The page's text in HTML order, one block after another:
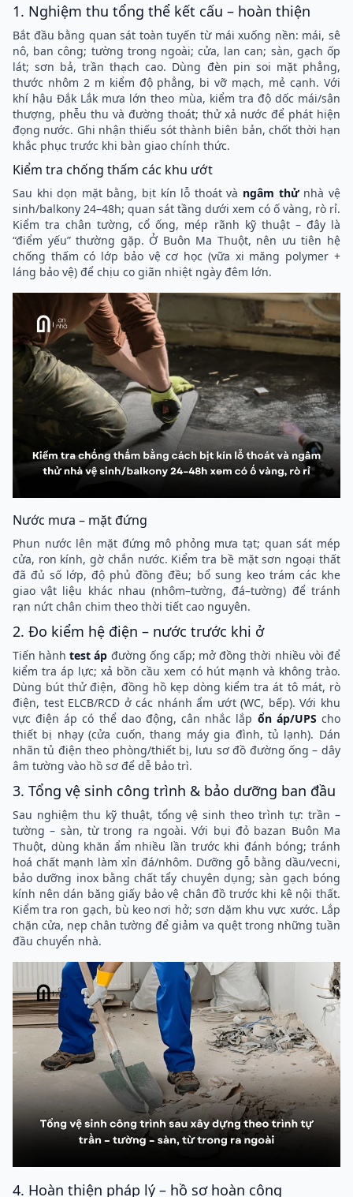
1. Nghiệm thu tổng thể kết cấu – hoàn thiện
Bắt đầu bằng quan sát toàn tuyến từ mái xuống nền: mái, sê
nô, ban công; tường trong ngoài; cửa, lan can; sàn, gạch ốp
lát; sơn bả, trần thạch cao. Dùng đèn pin soi mặt phẳng,
thước nhôm 2 m kiểm độ phẳng, bi vỡ mạch, mẻ cạnh. Với
khí hậu Đắk Lắk mưa lớn theo mùa, kiểm tra độ dốc mái/sân
thượng, phễu thu và đường thoát; thử xả nước để phát hiện
đọng nước. Ghi nhận thiếu sót thành biên bản, chốt thời hạn
khắc phục trước khi bàn giao chính thức.
Kiểm tra chống thấm các khu ướt
Sau khi dọn mặt bằng, bịt kín lỗ thoát và ngâm thửnhà vệ
sinh/balkony 24–48h; quan sát tầng dưới xem có ố vàng, rò rỉ.
Kiểm tra chân tường, cổ ống, mép rãnh kỹ thuật – đây là
“điểm yếu” thường gặp. Ở Buôn Ma Thuột, nên ưu tiên hệ
chống thấm có lớp bảo vệ cơ học (vữa xi măng polymer +
láng bảo vệ) để chịu co giãn nhiệt ngày đêm lớn.
Nước mưa – mặt đứng
Phun nước lên mặt đứng mô phỏng mưa tạt; quan sát mép
cửa, ron kính, gờ chắn nước. Kiểm tra bề mặt sơn ngoại thất
đã đủ số lớp, độ phủ đồng đều; bổ sung keo trám các khe
giao vật liệu khác nhau (nhôm–tường, đá–tường) để tránh
rạn nứt chân chim theo thời tiết cao nguyên.
2. Đo kiểm hệ điện – nước trước khi ở
Tiến hànhtest áp đường ống cấp; mở đồng thời nhiều vòi để
kiểm tra áp lực; xả bồn cầu xem có hút mạnh và không trào.
Dùng bút thử điện, đồng hồ kẹp dòng kiểm tra át tô mát, rò
điện, test ELCB/RCD ở các nhánh ẩm ướt (WC, bếp). Với khu
vực điện áp có thể dao động, cân nhắc lắp ổn áp/UPS cho
thiết bị nhạy (cửa cuốn, thang máy gia đình, tủ lạnh). Dán
nhãn tủ điện theo phòng/thiết bị, lưu sơ đồ đường ống – dây
âm tường vào hồ sơ để dễ bảo trì.
3. Tổng vệ sinh công trình & bảo dưỡng ban đầu
Sau nghiệm thu kỹ thuật, tổng vệ sinh theo trình tự: trần –
tường – sàn, từ trong ra ngoài. Với bụi đỏ bazan Buôn Ma
Thuột, dùng khăn ẩm nhiều lần trước khi đánh bóng; tránh
hoá chất mạnh làm xỉn đá/nhôm. Dưỡng gỗ bằng dầu/vecni,
bảo dưỡng inox bằng chất tẩy chuyên dụng; sàn gạch bóng
kính nên dán băng giấy bảo vệ chân đồ trước khi kê nội thất.
Kiểm tra ron gạch, bù keo nơi hở; sơn dặm khu vực xước. Lắp
chặn cửa, nẹp chân tường để giảm va quệt trong những tuần
đầu chuyển nhà.
4. Hoàn thiện pháp lý – hồ sơ hoàn công